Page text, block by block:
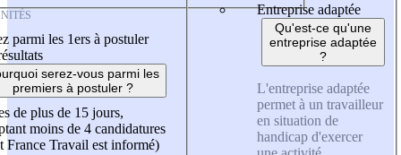
parmi les 1ers à postuler
serez-vous parmi les
premiers à postuler ?
de plus de 15 jours,
moins de 4 candidatures
France Travail est informé)
Entreprise adaptée
Qu'est-ce qu'une
entreprise adaptée
?
L'entreprise adaptée
permet à un travailleur
en situation de
handicap d'exercer